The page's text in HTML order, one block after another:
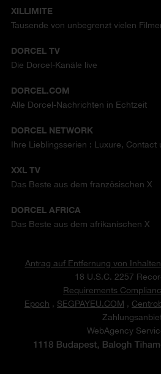
XILLIMITE
Tausende von unbegrenzt vielen
DORCEL TV
Die Dorcel-Kanäle live
DORCEL.COM
Alle Dorcel-Nachrichten in Echtzeit
DORCEL NETWORK
Ihre Lieblingsserien : Luxure, Contact
XXL TV
Das Beste aus dem französischen X
DORCEL AFRICA
Das Beste aus dem afrikanischen X
Antrag auf Entfernung von Inhalten
18 U.S.C. 2257
Requirements
Epoch , SEGPAYEU.COM ,
WebAgency